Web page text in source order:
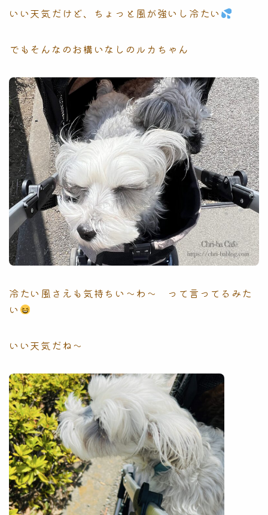
いい天気だけど、ちょっと風が強いし冷たい
でもそんなのお構いなしのルカちゃん
冷たい風さえも気持ちい〜わ〜 って言ってるみた
い
いい天気だね〜